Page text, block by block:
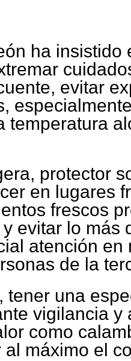
ha insistido
evitar
temperatura
protector
en lugares
frescos
evitar lo más
atención en
de la
tener una
vigilancia y
como
máximo el